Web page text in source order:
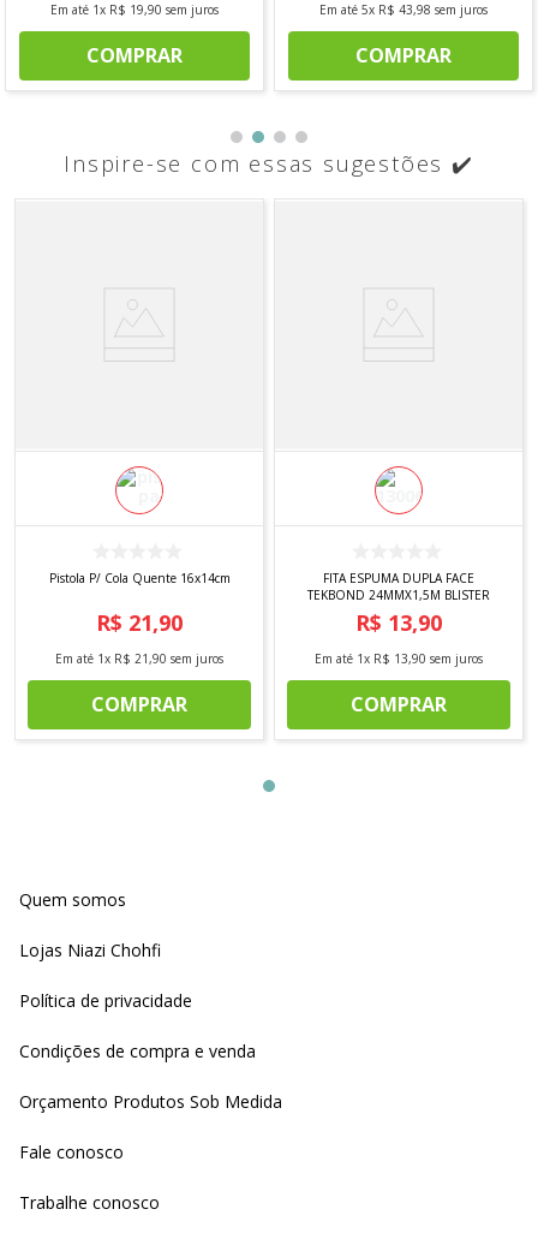
Em até 1x R$ 19,90 sem juros
COMPRAR
Em até 5x R$ 43,98 sem juros
COMPRAR
Inspire-se com essas sugestões ✔️
Pistola P/ Cola Quente 16x14cm
R$ 21,90
Em até 1x R$ 21,90 sem juros
COMPRAR
FITA ESPUMA DUPLA FACE
TEKBOND 24MMX1,5M BLISTER
R$ 13,90
Em até 1x R$ 13,90 sem juros
COMPRAR
Quem somos
Lojas Niazi Chohfi
Política de privacidade
Condições de compra e venda
Orçamento Produtos Sob Medida
Fale conosco
Trabalhe conosco